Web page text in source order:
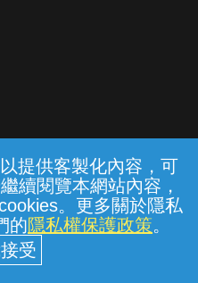
提供客製化內容，可
續閱覽本網站內容，
。更多關於隱私
的隱私權保護政策。
服務條款 隱私權保護
司個人家庭分公司
© 2026